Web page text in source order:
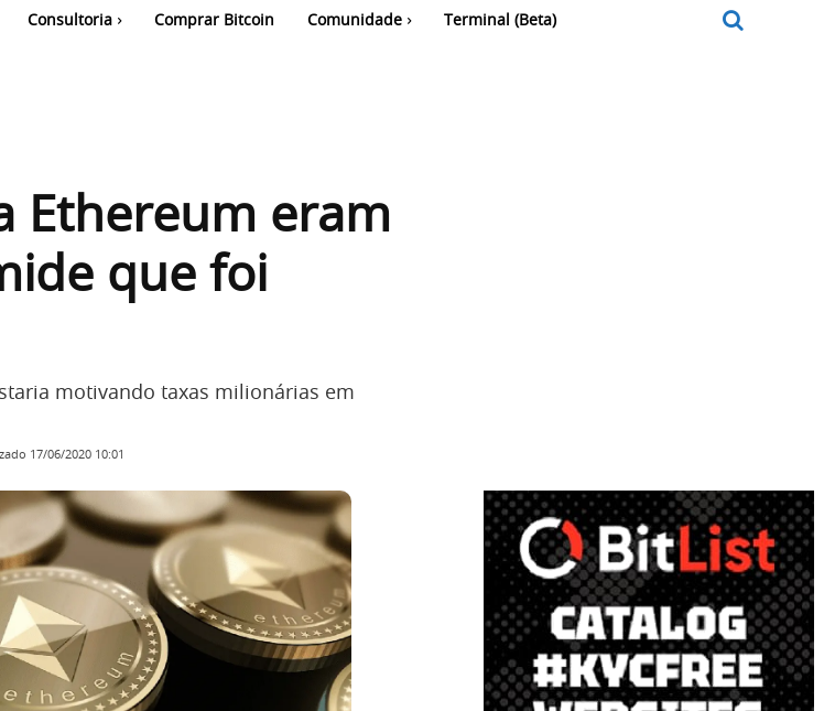
Consultoria Comprar Bitcoin Comunidade Terminal (Beta)
Ethereum eram
que foi
motivando taxas milionárias em
17/06/2020 10:01